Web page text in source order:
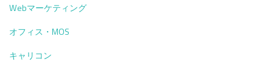
Webマーケティング
オフィス・MOS
キャリコン